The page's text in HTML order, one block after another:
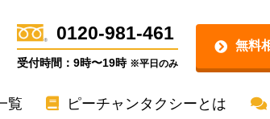
0120-981-461
受付時間：9時〜19時※平日のみ
無料
覧 ピーチャンタクシーとは